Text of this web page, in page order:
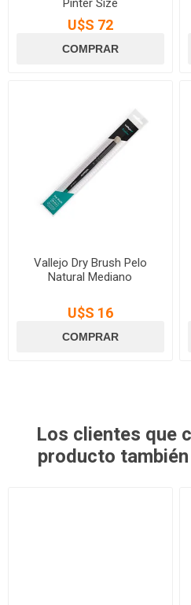
Pinter Size
U$S 72
Vallejo Dry Brush Pelo
Natural Mediano
U$S 16
Los clientes que
producto